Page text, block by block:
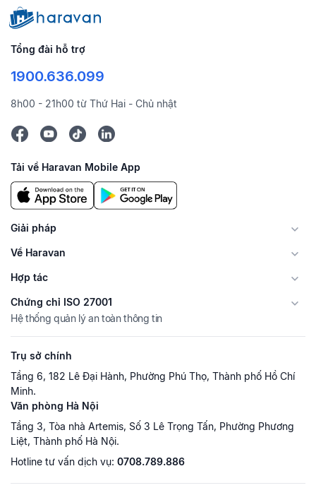
Tổng đài hỗ trợ
1900.636.099
8h00 - 21h00 từ Thứ Hai - Chủ nhật
Tải về Haravan Mobile App
Giải pháp
Về Haravan
Hợp tác
Chứng chỉ ISO 27001
Hệ thống quản lý an toàn thông tin
Trụ sở chính
Tầng 6, 182 Lê Đại Hành, Phường Phú Thọ, Thành phố Hồ Chí
Minh.
Văn phòng Hà Nội
Tầng 3, Tòa nhà Artemis, Số 3 Lê Trọng Tấn, Phường Phương
Liệt, Thành phố Hà Nội.
Hotline tư vấn dịch vụ: 0708.789.886